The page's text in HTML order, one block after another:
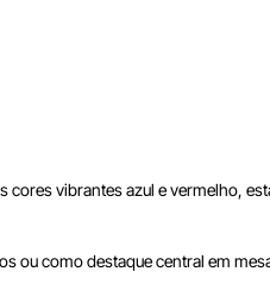
vibrantes azul e vermelho,
ou como destaque central em